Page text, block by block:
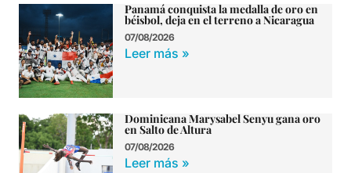
Panamá conquista la medalla de oro en
béisbol, deja en el terreno a Nicaragua
07/08/2026
Leer más »
Dominicana Marysabel Senyu gana oro
en Salto de Altura
07/08/2026
Leer más »